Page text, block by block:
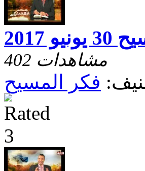
2017
402 مشاهدات
فكر المسيح